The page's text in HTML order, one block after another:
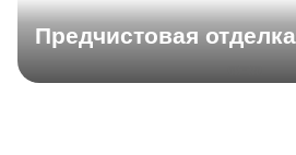
Предчистовая отделка